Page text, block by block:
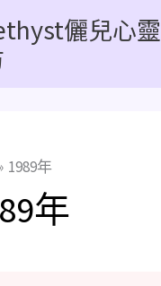
儷兒心靈
1989年
年